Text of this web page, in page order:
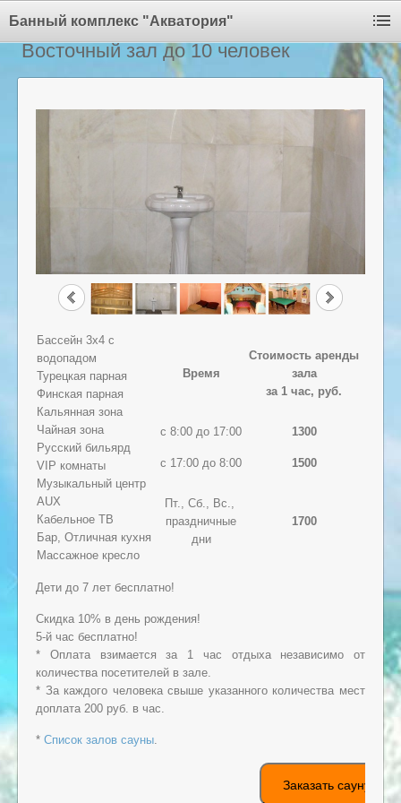
Банный комплекс "Акватория"
Восточный зал до 10 человек
Бассейн 3х4 с
водопадом
Турецкая парная
Финская парная
Кальянная зона
Чайная зона
Русский бильярд
VIP комнаты
Музыкальный центр
AUX
Кабельное ТВ
Бар, Отличная кухня
Массажное кресло
Время
Стоимость аренды
зала
за 1 час, руб.
с 8:00 до 17:00 1300
с 17:00 до 8:00 1500
Пт., Сб., Вс.,
праздничные
дни
1700
Дети до 7 лет бесплатно!
Скидка 10% в день рождения!
5-й час бесплатно!
* Оплата взимается за 1 час отдыха независимо от
количества посетителей в зале.
* За каждого человека свыше указанного количества мест
доплата 200 руб. в час.
* Список залов сауны
Заказать сауну